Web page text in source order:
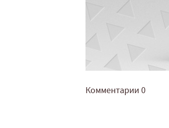
Комментарии 0